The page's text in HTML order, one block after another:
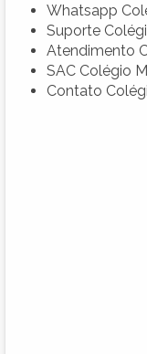
Whatsapp
Suporte
Atendimento
SAC Colégio
Contato